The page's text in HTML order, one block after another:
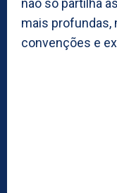
não só partilha
mais profundas,
convenções e